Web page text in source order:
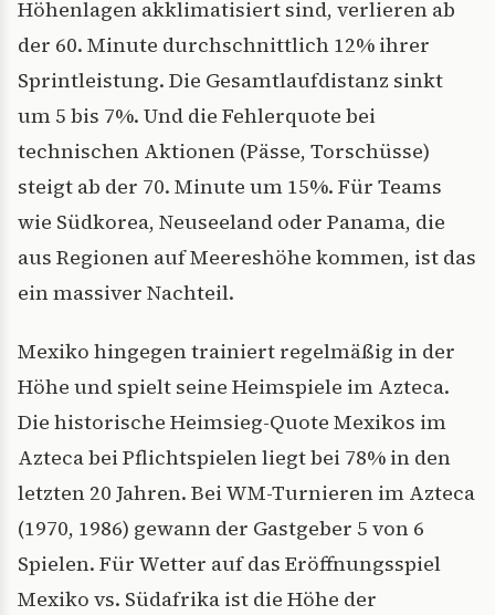
Höhenlagen akklimatisiert sind, verlieren ab
der 60. Minute durchschnittlich 12% ihrer
Sprintleistung. Die Gesamtlaufdistanz sinkt
um 5 bis 7%. Und die Fehlerquote bei
technischen Aktionen (Pässe, Torschüsse)
steigt ab der 70. Minute um 15%. Für Teams
wie Südkorea, Neuseeland oder Panama, die
aus Regionen auf Meereshöhe kommen, ist das
ein massiver Nachteil.
Mexiko hingegen trainiert regelmäßig in der
Höhe und spielt seine Heimspiele im Azteca.
Die historische Heimsieg-Quote Mexikos im
Azteca bei Pflichtspielen liegt bei 78% in den
letzten 20 Jahren. Bei WM-Turnieren im Azteca
(1970, 1986) gewann der Gastgeber 5 von 6
Spielen. Für Wetter auf das Eröffnungsspiel
Mexiko vs. Südafrika ist die Höhe der